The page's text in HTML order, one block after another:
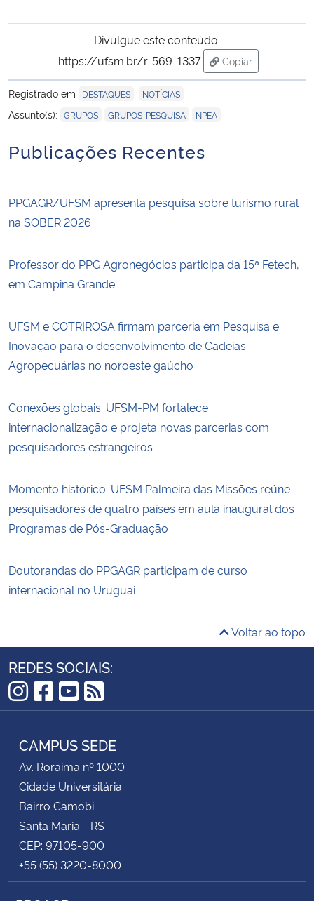
Divulgue este conteúdo:
https://ufsm.br/r-569-1337
Copiar
para área de
Registrado em
DESTAQUES NOTÍCIAS
Assunto(s): GRUPOS GRUPOS-PESQUISA NPEA
Publicações Recentes
PPGAGR/UFSM apresenta pesquisa sobre turismo rural
na SOBER 2026
Professor do PPG Agronegócios participa da 15ª Fetech,
em Campina Grande
UFSM e COTRIROSA firmam parceria em Pesquisa e
Inovação para o desenvolvimento de Cadeias
Agropecuárias no noroeste gaúcho
Conexões globais: UFSM-PM fortalece
internacionalização e projeta novas parcerias com
pesquisadores estrangeiros
Momento histórico: UFSM Palmeira das Missões reúne
pesquisadores de quatro países em aula inaugural dos
Programas de Pós-Graduação
Doutorandas do PPGAGR participam de curso
internacional no Uruguai
Voltar ao topo
REDES SOCIAIS:
Instagram
Facebook
YouTube
RSS
CAMPUS SEDE
Av. Roraima nº 1000
Cidade Universitária
Bairro Camobi
Santa Maria - RS
CEP: 97105-900
+55 (55) 3220-8000